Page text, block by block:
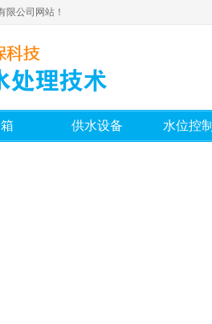
限公司网站！
供水设备 水位控